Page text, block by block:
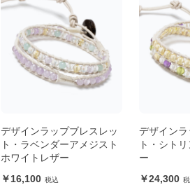
デザインラップブレスレッ
ト・ラベンダーアメジスト
ホワイトレザー
16,100
デザイン
ト・シト
ー
24,300